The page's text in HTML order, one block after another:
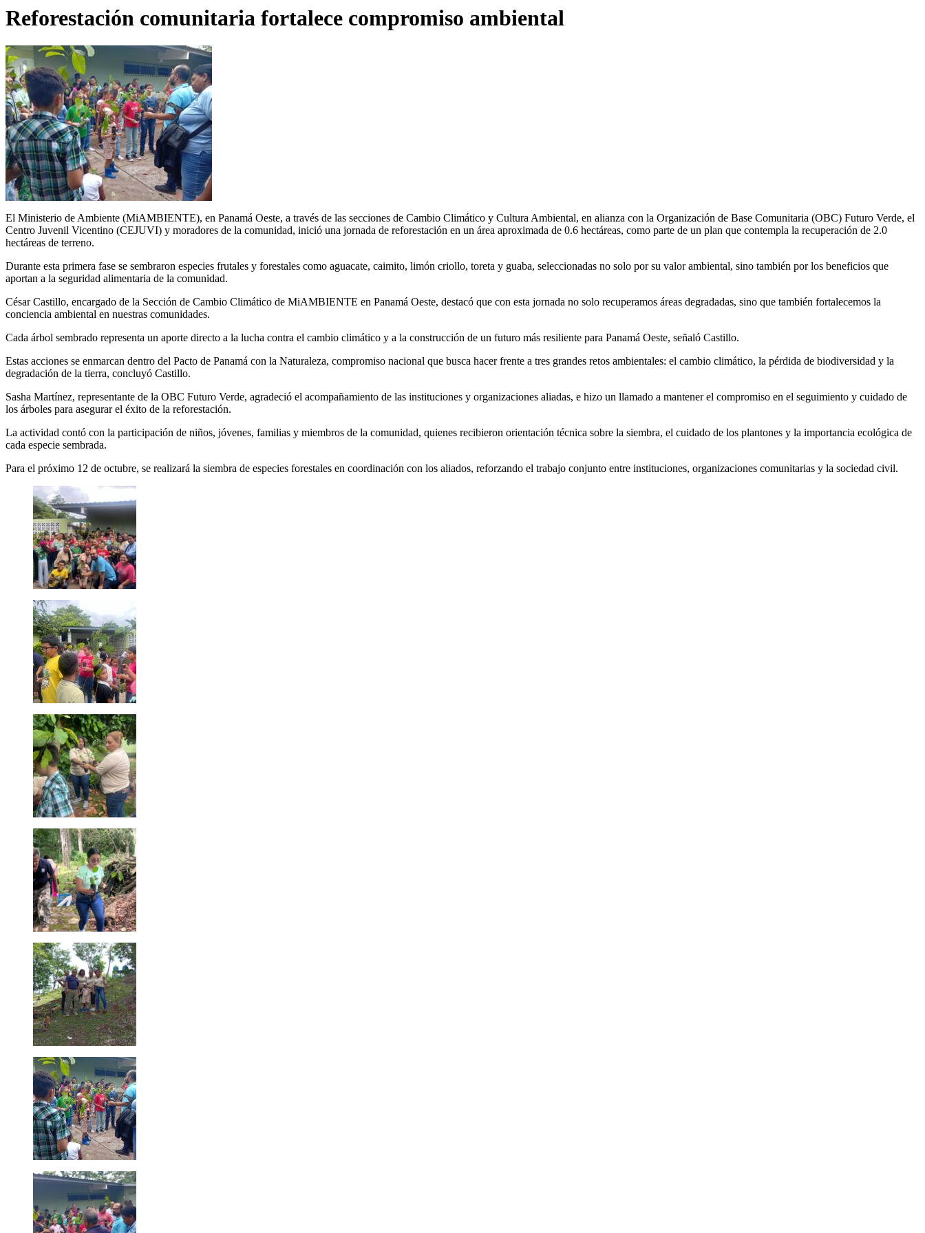
Reforestación comunitaria fortalece compromiso ambiental
El Ministerio de Ambiente (MiAMBIENTE), en Panamá Oeste, a través de las secciones de Cambio Climático y Cultura Ambiental, en alianza con la Organización de Base Comunitaria (OBC) Futuro Verde, el
Centro Juvenil Vicentino (CEJUVI) y moradores de la comunidad, inició una jornada de reforestación en un área aproximada de 0.6 hectáreas, como parte de un plan que contempla la recuperación de 2.0
hectáreas de terreno.
Durante esta primera fase se sembraron especies frutales y forestales como aguacate, caimito, limón criollo, toreta y guaba, seleccionadas no solo por su valor ambiental, sino también por los beneficios que
aportan a la seguridad alimentaria de la comunidad.
César Castillo, encargado de la Sección de Cambio Climático de MiAMBIENTE en Panamá Oeste, destacó que con esta jornada no solo recuperamos áreas degradadas, sino que también fortalecemos la
conciencia ambiental en nuestras comunidades.
Cada árbol sembrado representa un aporte directo a la lucha contra el cambio climático y a la construcción de un futuro más resiliente para Panamá Oeste, señaló Castillo.
Estas acciones se enmarcan dentro del Pacto de Panamá con la Naturaleza, compromiso nacional que busca hacer frente a tres grandes retos ambientales: el cambio climático, la pérdida de biodiversidad y la
degradación de la tierra, concluyó Castillo.
Sasha Martínez, representante de la OBC Futuro Verde, agradeció el acompañamiento de las instituciones y organizaciones aliadas, e hizo un llamado a mantener el compromiso en el seguimiento y cuidado de
los árboles para asegurar el éxito de la reforestación.
La actividad contó con la participación de niños, jóvenes, familias y miembros de la comunidad, quienes recibieron orientación técnica sobre la siembra, el cuidado de los plantones y la importancia ecológica de
cada especie sembrada.
Para el próximo 12 de octubre, se realizará la siembra de especies forestales en coordinación con los aliados, reforzando el trabajo conjunto entre instituciones, organizaciones comunitarias y la sociedad civil.